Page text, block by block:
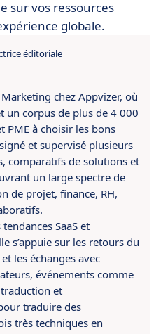
sur vos ressources
globale.
éditoriale
chez Appvizer, où
un corpus de plus de 4 000
PME à choisir les bons
et supervisé plusieurs
comparatifs de solutions et
un large spectre de
de projet, finance, RH,
SaaS et
s’appuie sur les retours du
les échanges avec
événements comme
et
traduire des
très techniques en